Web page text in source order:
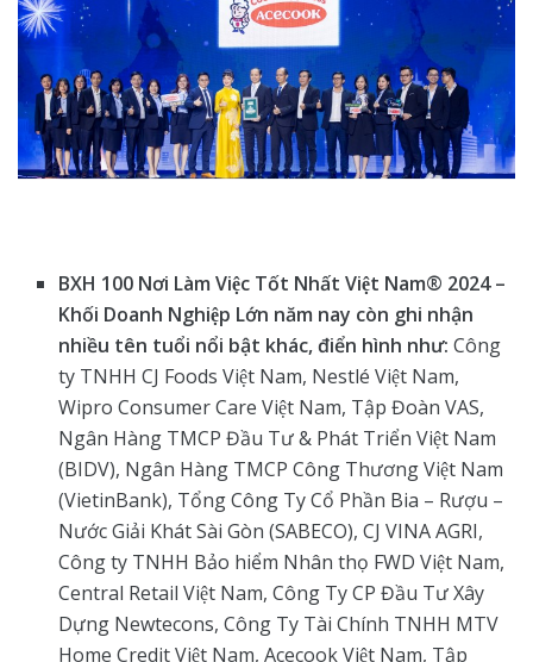
BXH 100 Nơi Làm Việc Tốt Nhất Việt Nam® 2024 –
Khối Doanh Nghiệp Lớn năm nay còn ghi nhận
nhiều tên tuổi nổi bật khác, điển hình như:Công
ty TNHH CJ Foods Việt Nam, Nestlé Việt Nam,
Wipro Consumer Care Việt Nam, Tập Đoàn VAS,
Ngân Hàng TMCP Đầu Tư & Phát Triển Việt Nam
(BIDV), Ngân Hàng TMCP Công Thương Việt Nam
(VietinBank), Tổng Công Ty Cổ Phần Bia – Rượu –
Nước Giải Khát Sài Gòn (SABECO), CJ VINA AGRI,
Công ty TNHH Bảo hiểm Nhân thọ FWD Việt Nam,
Central Retail Việt Nam, Công Ty CP Đầu Tư Xây
Dựng Newtecons, Công Ty Tài Chính TNHH MTV
Home Credit Việt Nam, Acecook Việt Nam, Tập